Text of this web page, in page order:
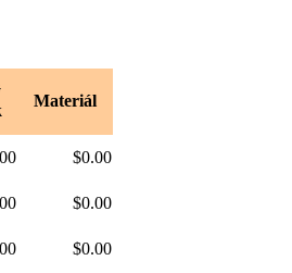
Materiál
$0.00
$0.00
$0.00